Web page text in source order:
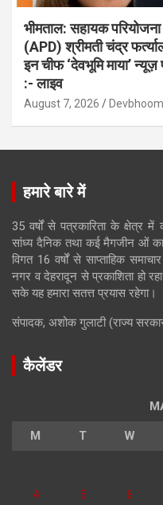
भीमताल: सहायक
(APD) श्रीमती चंद्र
इन चीफ ‘देवभूमि माया’
:- लाइव
August 7, 2026
हमारे बारे में
35 वर्षों से पत्रकारिता के क्षेत्र
सांध्य दैनिक तथा कई मैगजीन ओं का
विगत 16 वर्षों से साप्ताहिक
नगर व देहरादून से प्रकाशिता हो
सके यह हमारा सतत्त प्रयास रहेगा।
संपादक, अशोक गुलाटी (राज्य
कैलेंडर
M T W
4 5 6